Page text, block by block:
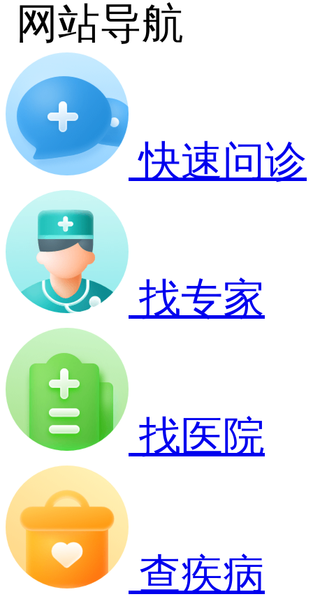
网站导航
快速问诊
找专家
找医院
查疾病